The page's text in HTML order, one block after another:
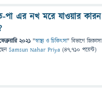
পা এর নখ মরে যাওয়ার কারন
2021 "স্বাস্থ্য ও চিকিৎসা" বিভাগে জিজ্ঞাসা
Samsun Nahar Priya (47,710 পয়েন্ট)